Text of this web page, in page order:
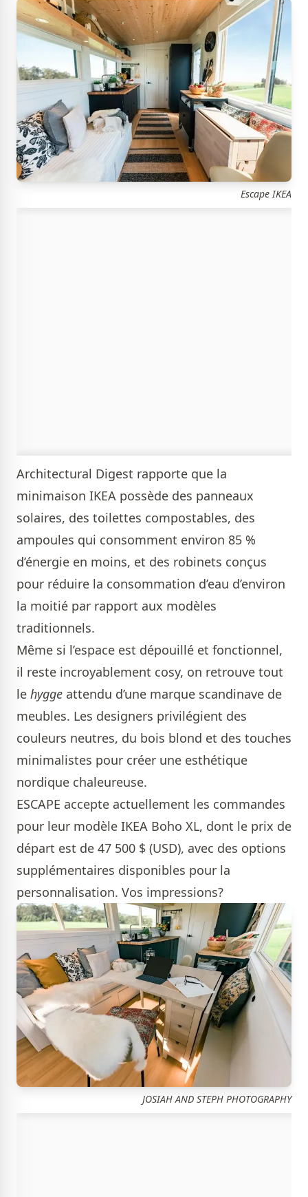
Escape IKEA
Architectural Digest rapporte que la
minimaison IKEA possède des panneaux
solaires, des toilettes compostables, des
ampoules qui consomment environ 85 %
d’énergie en moins, et des robinets conçus
pour réduire la consommation d’eau d’environ
la moitié par rapport aux modèles
traditionnels.
Même si l’espace est dépouillé et fonctionnel,
il reste incroyablement cosy, on retrouve tout
le hygge attendu d’une marque scandinave de
meubles. Les designers privilégient des
couleurs neutres, du bois blond et des touches
minimalistes pour créer une esthétique
nordique chaleureuse.
ESCAPE accepte actuellement les commandes
pour leur modèle IKEA Boho XL, dont le prix de
départ est de 47 500 $ (USD), avec des options
supplémentaires disponibles pour la
personnalisation. Vos impressions?
JOSIAH AND STEPH PHOTOGRAPHY